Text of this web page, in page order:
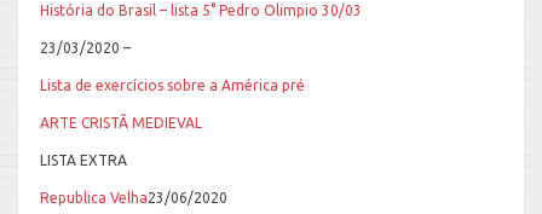
História do Brasil – lista 5° Pedro Olimpio 30/03
23/03/2020 –
Lista de exercícios sobre a América pré
ARTE CRISTÃ MEDIEVAL
LISTA EXTRA
Republica Velha23/06/2020